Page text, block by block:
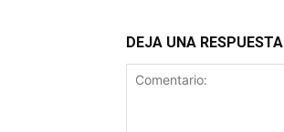
DEJA UNA RESPUESTA